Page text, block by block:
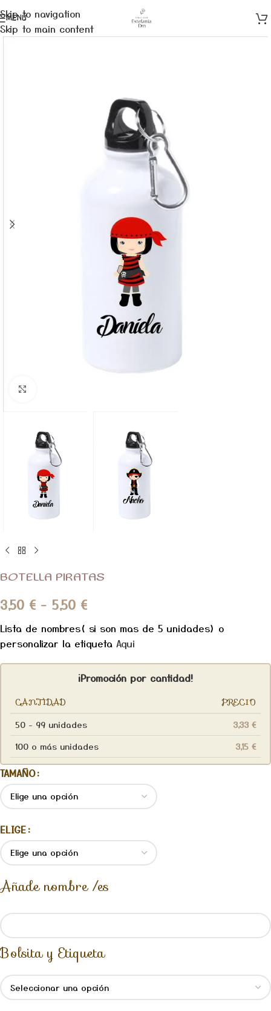
Skip to navigation
Skip to main content
MENÚ
BOTELLA PIRATAS
3,50 € - 5,50 €
Lista de nombres( si son mas de 5 unidades) o
personalizar la etiqueta Aqui
¡Promoción por cantidad!
CANTIDAD PRECIO
50 - 99 unidades 3,33 €
100 o más unidades
3,15 €
TAMAÑO
ELIGE
Añade nombre /es
Bolsita y Etiqueta